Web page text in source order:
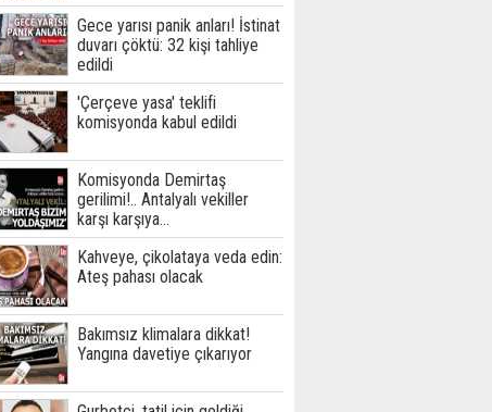
Gece yarısı panik anları! İstinat
duvarı çöktü: 32 kişi tahliye
edildi
'Çerçeve yasa' teklifi
komisyonda kabul edildi
Komisyonda Demirtaş
gerilimi!.. Antalyalı vekiller
karşı karşıya…
Kahveye, çikolataya veda edin:
Ateş pahası olacak
Bakımsız klimalara dikkat!
Yangına davetiye çıkarıyor